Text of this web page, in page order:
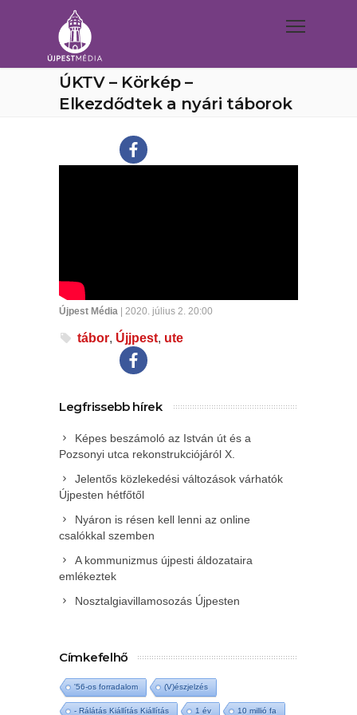
ÚKTV – Körkép –
Elkezdődtek a nyári táborok
Újpest Média | 2020. július 2. 20:00
tábor, Újjpest, ute
Legfrissebb hírek
Képes beszámoló az István út és a
Pozsonyi utca rekonstrukciójáról X.
Jelentős közlekedési változások várhatók
Újpesten hétfőtől
Nyáron is résen kell lenni az online
csalókkal szemben
A kommunizmus újpesti áldozataira
emlékeztek
Nosztalgiavillamosozás Újpesten
Címkefelhő
'56-os forradalom (V)észjelzés
- Rálátás Kiállítás Kiállítás 1 év 10 millió fa